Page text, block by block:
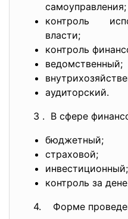
самоуправления;
контроль
власти;
контроль
ведомственный;
аудиторский.
3 . В сфере
бюджетный;
страховой;
инвестиционный;
контроль за
4. Форме